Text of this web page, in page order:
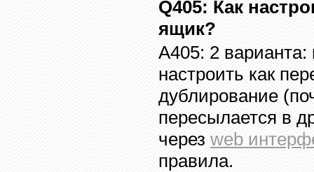
Q405: Как
ящик?
A405: 2
настроить как
дублирование
пересылается в
через web
правила.